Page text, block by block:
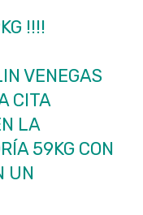
!!!!
VENEGAS
CITA
LA
59KG CON
UN